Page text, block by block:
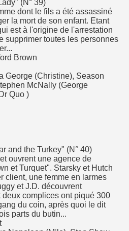
(N° 39)
dont le fils a été assassiné
la mort de son enfant. Etant
est à l'origine de l'arrestation
supprimer toutes les personnes
Brown
George (Christine), Season
McNally (George
Quo )
and the Turkey" (N° 40)
ouvrent une agence de
et Turquet". Starsky et Hutch
client, une femme en larmes
et J.D. découvrent
complices ont piqué 300
du coin, après quoi le dit
parts du butin...